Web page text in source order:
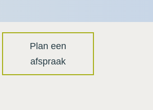
Plan een
afspraak